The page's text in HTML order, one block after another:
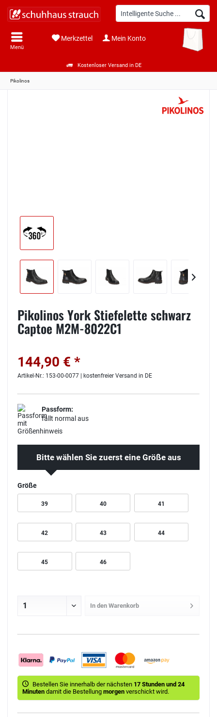
Kostenloser Versand in DE
Menü
Merkzettel Mein Konto
Pikolinos
Pikolinos York Stiefelette schwarz
Captoe M2M-8022C1
144,90 € *
Artikel-Nr.: 153-00-0077 | kostenfreier Versand in DE
Passform:
fällt normal aus
Bitte wählen Sie zuerst eine Größe aus
Größe
39 40 41
42 43 44
45 46
In den Warenkorb
Bestellen Sie innerhalb der nächsten 17 Stunden und 24
Minuten damit die Bestellung morgen verschickt wird.